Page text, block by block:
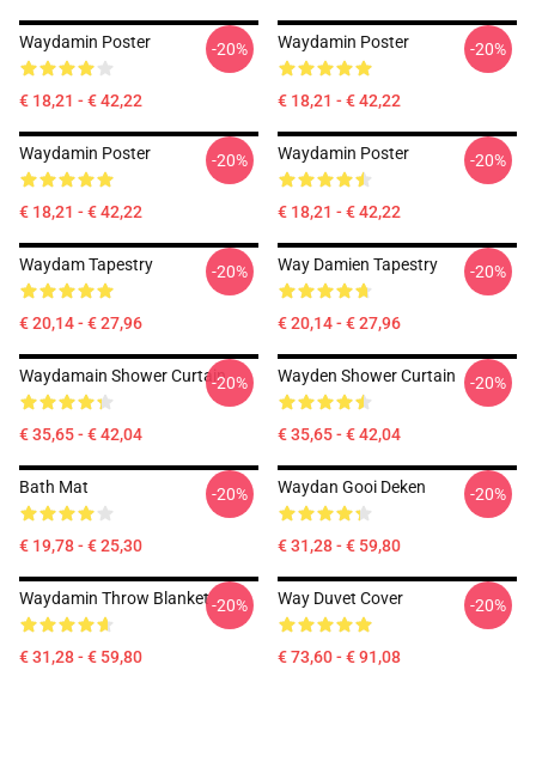
Waydamin Poster
€ 18,21 - € 42,22
-20% Waydamin Poster
€ 18,21 - € 42,22
-20%
Waydamin Poster
€ 18,21 - € 42,22
-20% Waydamin Poster
€ 18,21 - € 42,22
-20%
Waydam Tapestry
€ 20,14 - € 27,96
-20% Way Damien Tapestry
€ 20,14 - € 27,96
-20%
Waydamain Shower Curtain
€ 35,65 - € 42,04
-20% Wayden Shower Curtain
€ 35,65 - € 42,04
-20%
Bath Mat
€ 19,78 - € 25,30
-20% Waydan Gooi Deken
€ 31,28 - € 59,80
-20%
Waydamin Throw Blanket
€ 31,28 - € 59,80
-20% Way Duvet Cover
€ 73,60 - € 91,08
-20%